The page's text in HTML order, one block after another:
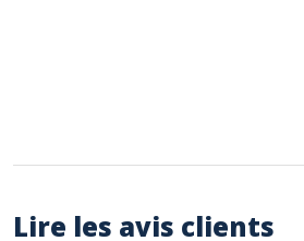
Lire les avis clients